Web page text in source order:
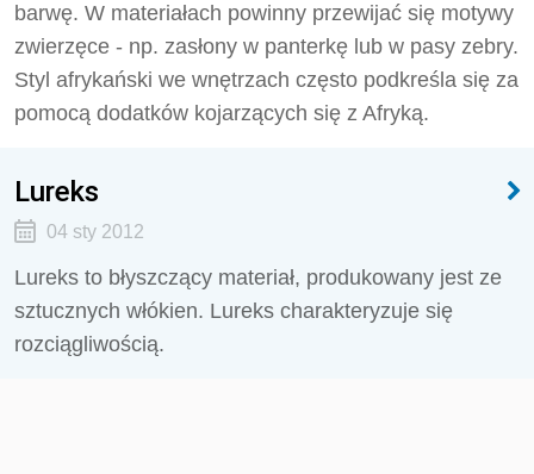
barwę. W materiałach powinny przewijać się motywy
zwierzęce - np. zasłony w panterkę lub w pasy zebry.
Styl afrykański we wnętrzach często podkreśla się za
pomocą dodatków kojarzących się z Afryką.
Lureks
04 sty 2012
Lureks to błyszczący materiał, produkowany jest ze
sztucznych włókien. Lureks charakteryzuje się
rozciągliwością.